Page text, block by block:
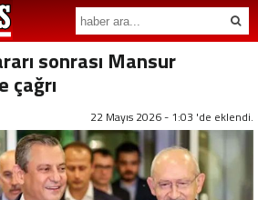
sonrası Mansur
çağrı
22 Mayıs 2026 - 1:03 'de eklendi.